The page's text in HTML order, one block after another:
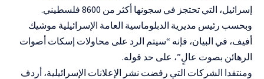
إسرائيل، التي تحتجز في سجونها أكثر من 8600 فلسطيني.
وبحسب رئيس مديرية الدبلوماسية العامة الإسرائيلية موشيك
أفيف، في البيان، فإنه “سيتم الرد على محاولات إسكات أصوات
الرهائن بصوت عالٍ”، على حد قوله.
ومنتقدا الشركات التي رفضت نشر الإعلانات الإسرائيلية، أردف